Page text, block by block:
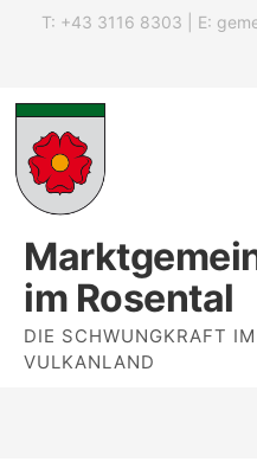
T: +43 3116 8303 | E:
im Rosental
DIE SCHWUNGKRAFT
VULKANLAND